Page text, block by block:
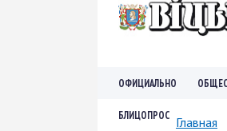
ОФИЦИАЛЬНО
БЛИЦОПРОС Главная